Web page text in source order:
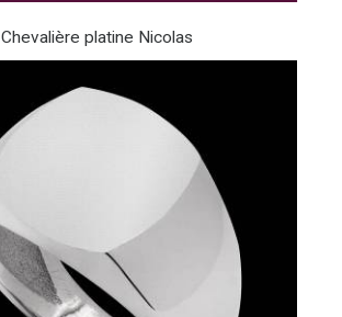
Chevalière platine Nicolas